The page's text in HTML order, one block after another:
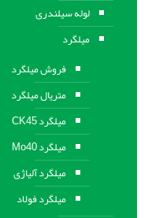
لوله سیلندری
میلگرد
فروش میلگرد
متریال میلگرد
میلگرد CK45
میلگرد Mo40
میلگرد آلیاژی
میلگرد فولاد